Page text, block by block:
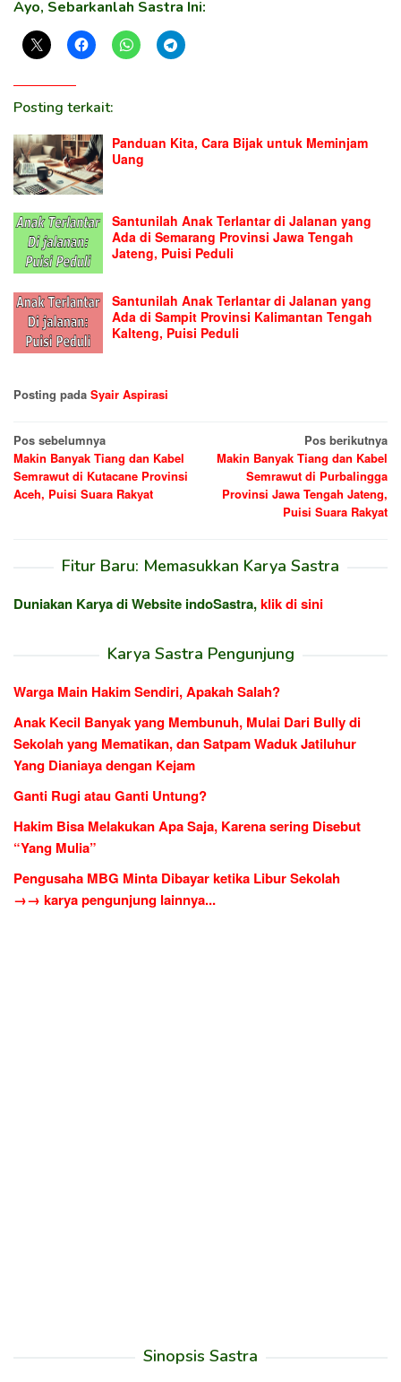
Ayo, Sebarkanlah Sastra Ini:
Posting terkait:
Panduan Kita, Cara Bijak untuk Meminjam
Uang
Santunilah Anak Terlantar di Jalanan yang
Ada di Semarang Provinsi Jawa Tengah
Jateng, Puisi Peduli
Santunilah Anak Terlantar di Jalanan yang
Ada di Sampit Provinsi Kalimantan Tengah
Kalteng, Puisi Peduli
Posting pada Syair Aspirasi
Navigasi
pos
Pos sebelumnya
Makin Banyak Tiang dan Kabel
Semrawut di Kutacane Provinsi
Aceh, Puisi Suara Rakyat
Pos berikutnya
Makin Banyak Tiang dan Kabel
Semrawut di Purbalingga
Provinsi Jawa Tengah Jateng,
Puisi Suara Rakyat
Fitur Baru: Memasukkan Karya Sastra
Duniakan Karya di Website indoSastra,klik di sini
Karya Sastra Pengunjung
Warga Main Hakim Sendiri, Apakah Salah?
Anak Kecil Banyak yang Membunuh, Mulai Dari Bully di
Sekolah yang Mematikan, dan Satpam Waduk Jatiluhur
Yang Dianiaya dengan Kejam
Ganti Rugi atau Ganti Untung?
Hakim Bisa Melakukan Apa Saja, Karena sering Disebut
“Yang Mulia”
Pengusaha MBG Minta Dibayar ketika Libur Sekolah
→→ karya pengunjung lainnya...
Sinopsis Sastra